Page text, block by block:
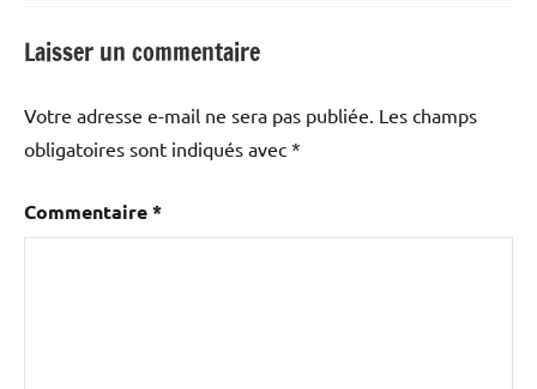
Laisser un commentaire
Votre adresse e-mail ne sera pas publiée. Les champs
obligatoires sont indiqués avec *
Commentaire*